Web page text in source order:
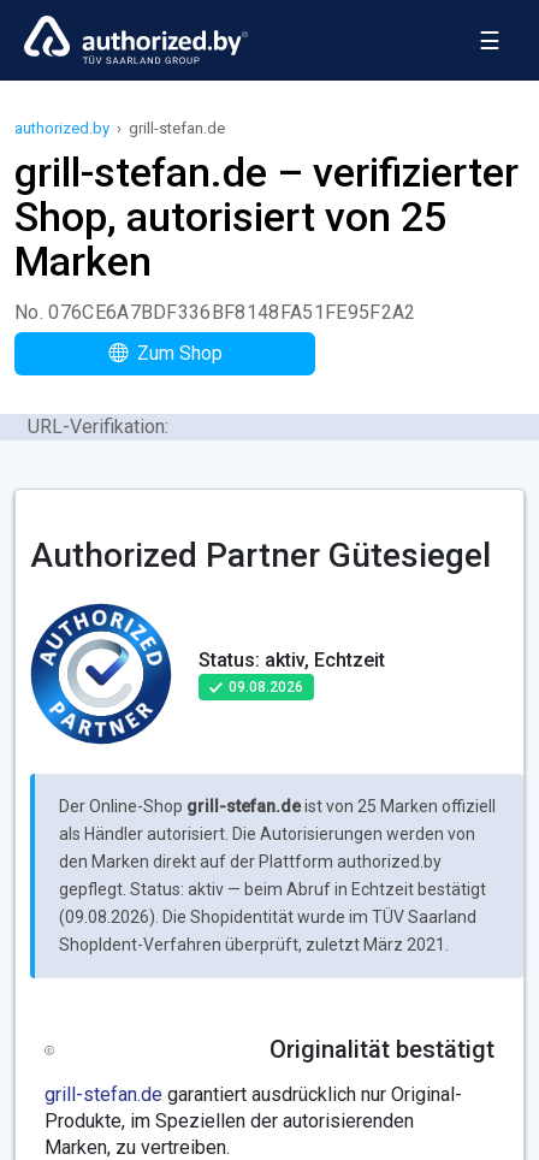
☰
authorized.by › grill-stefan.de
grill-stefan.de – verifizierter
Shop, autorisiert von 25
Marken
No. 076CE6A7BDF336BF8148FA51FE95F2A2
Zum Shop
URL-Verifikation:
Authorized Partner Gütesiegel
Status: aktiv, Echtzeit
09.08.2026
Der Online-Shop grill-stefan.deist von 25 Marken offiziell
als Händler autorisiert. Die Autorisierungen werden von
den Marken direkt auf der Plattform authorized.by
gepflegt. Status: aktiv — beim Abruf in Echtzeit bestätigt
(09.08.2026). Die Shopidentität wurde im TÜV Saarland
ShopIdent-Verfahren überprüft, zuletzt März 2021.
Originalität bestätigt
grill-stefan.de garantiert ausdrücklich nur Original-
Produkte, im Speziellen der autorisierenden
Marken, zu vertreiben.